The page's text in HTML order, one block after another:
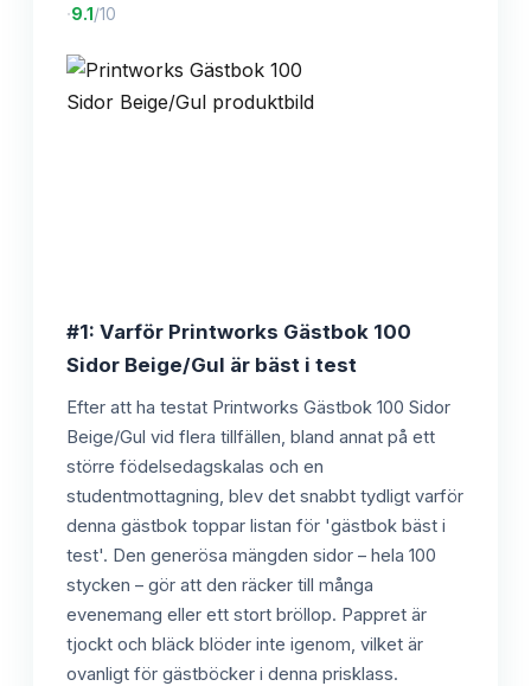
·9.1 /10
#1: Varför Printworks Gästbok 100
Sidor Beige/Gul är bäst i test
Efter att ha testat Printworks Gästbok 100 Sidor
Beige/Gul vid flera tillfällen, bland annat på ett
större födelsedagskalas och en
studentmottagning, blev det snabbt tydligt varför
denna gästbok toppar listan för 'gästbok bäst i
test'. Den generösa mängden sidor – hela 100
stycken – gör att den räcker till många
evenemang eller ett stort bröllop. Pappret är
tjockt och bläck blöder inte igenom, vilket är
ovanligt för gästböcker i denna prisklass.